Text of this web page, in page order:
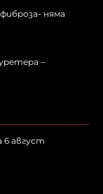
няма
–
6 август